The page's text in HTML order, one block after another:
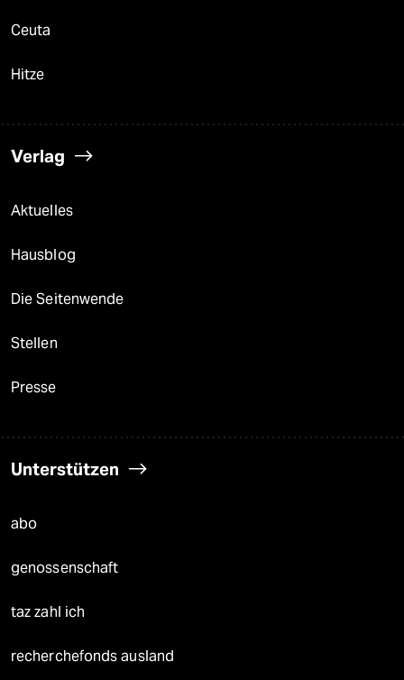
Ceuta
Hitze
Verlag
Aktuelles
Hausblog
Die Seitenwende
Stellen
Presse
Unterstützen
abo
genossenschaft
taz zahl ich
recherchefonds ausland